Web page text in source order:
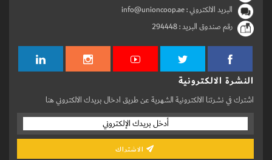
البريد الالكتروني : info@unioncoop.ae
رقم صندوق البريد :294448
النشرة الالكترونية
اشترك في نشرتنا الالكترونية الشهرية عن طريق ادخال بريدك الالكتروني هنا